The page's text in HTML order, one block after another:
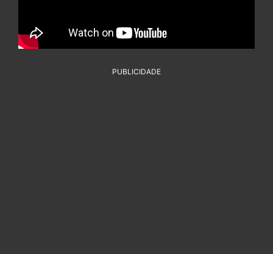
PUBLICIDADE